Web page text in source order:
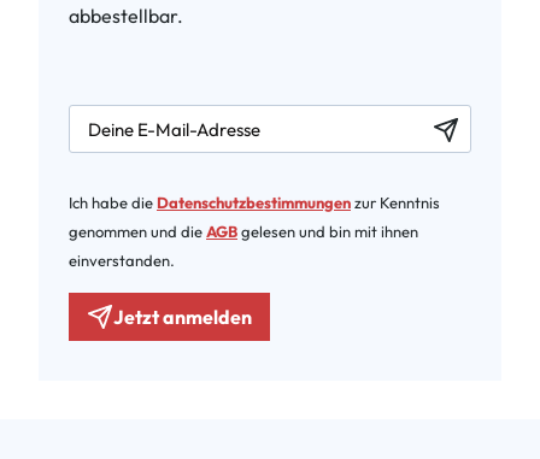
abbestellbar.
newsletter.labelEmail
Ich habe die Datenschutzbestimmungenzur Kenntnis
genommen und dieAGBgelesen und bin mit ihnen
einverstanden.
Jetzt anmelden